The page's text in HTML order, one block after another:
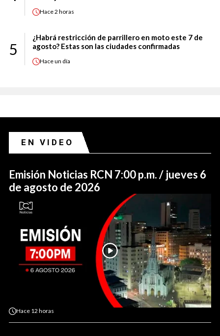
Hace2 horas
5
¿Habrá restricción de parrillero en moto este 7 de
agosto? Estas son las ciudades confirmadas
Haceun día
EN VIDEO
Emisión Noticias RCN 7:00 p.m. / jueves 6
de agosto de 2026
Hace 12 horas